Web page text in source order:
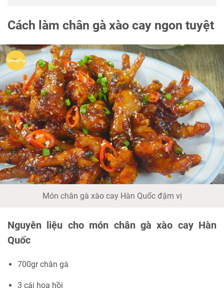
Cách làm chân gà xào cay ngon tuyệt
Món chân gà xào cay Hàn Quốc đậm vị
Nguyên liệu cho món chân gà xào cay Hàn
Quốc
700gr chân gà
3 cái hoa hồi